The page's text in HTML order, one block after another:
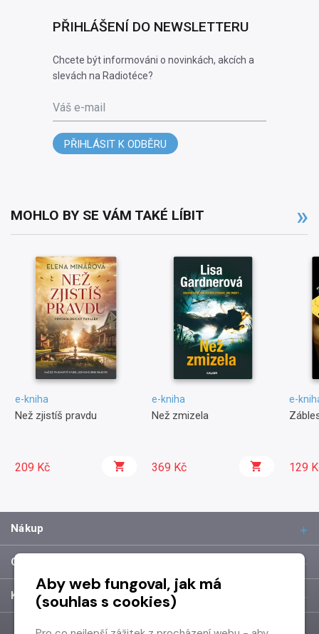
PŘIHLÁŠENÍ DO NEWSLETTERU
Chcete být informováni o novinkách, akcích a
slevách na Radiotéce?
Váš e-mail
PŘIHLÁSIT K ODBĚRU
MOHLO BY SE VÁM TAKÉ LÍBIT
e-kniha
Než zjistíš pravdu
209 Kč
e-kniha
Než zmizela
369 Kč
e-
129
Nákup
O společnosti
Kontakt
Aby web fungoval, jak má
(souhlas s cookies)